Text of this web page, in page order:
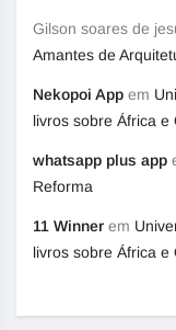
Gilson soares de
Amantes de
Nekopoi App em
livros sobre África
whatsapp plus app
Reforma
11 Winner em
livros sobre África